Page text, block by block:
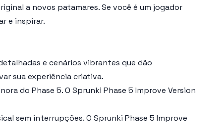
a novos patamares. Se você é um jogador
e inspirar.
e cenários vibrantes que dão
sua experiência criativa.
do Phase 5. O Sprunki Phase 5 Improve Version
sem interrupções. O Sprunki Phase 5 Improve